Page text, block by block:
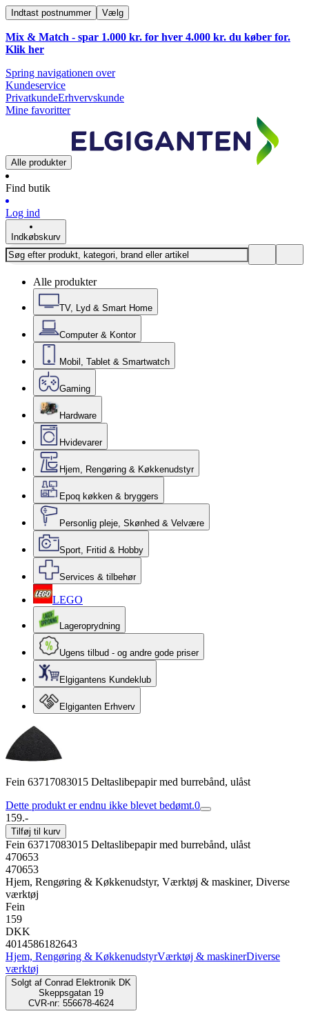
Indtast postnummer Vælg
Mix & Match - spar 1.000 kr. for hver 4.000 kr. du køber for.
Klik her
Spring navigationen over
Kundeservice
PrivatkundeErhvervskunde
Mine favoritter
Alle produkter
Find butik
Log ind
Indkøbskurv
Alle produkter
TV, Lyd & Smart Home
Computer & Kontor
Mobil, Tablet & Smartwatch
Gaming
Hardware
Hvidevarer
Hjem, Rengøring & Køkkenudstyr
Epoq køkken & bryggers
Personlig pleje, Skønhed & Velvære
Sport, Fritid & Hobby
Services & tilbehør
LEGO
Lageroprydning
Ugens tilbud - og andre gode priser
Elgigantens Kundeklub
Elgiganten Erhverv
Fein 63717083015 Deltaslibepapir med burrebånd, ulåst
Dette produkt er endnu ikke blevet bedømt.0
159.-
Tilføj til kurv
Fein 63717083015 Deltaslibepapir med burrebånd, ulåst
470653
470653
Hjem, Rengøring & Køkkenudstyr, Værktøj & maskiner, Diverse
værktøj
Fein
159
DKK
4014586182643
Hjem, Rengøring & KøkkenudstyrVærktøj & maskinerDiverse
værktøj
Solgt af Conrad Elektronik DK
Skeppsgatan 19
CVR-nr: 556678-4624